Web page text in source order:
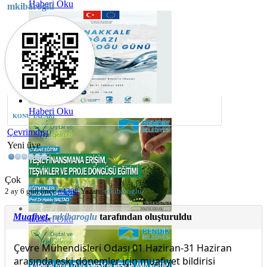
Haberi Oku
Haberi Oku
Haberi Oku
mkibaroglu
KONU YAZARI
Çevrimdışı
Yeni üye
Çok
2 ay 6 gün önce #4308 Yazan:mkibaroglu
Muafiyet,mkibaroglu tarafından oluşturuldu
Çevre Mühendisleri Odası 01 Haziran-31 Haziran
arasında eski dönemler için muafiyet bildirisi